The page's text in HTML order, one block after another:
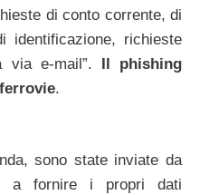
di conto corrente, di
richieste
via e-mail”. Il phishing
.
sono state inviate da
a fornire i propri dati